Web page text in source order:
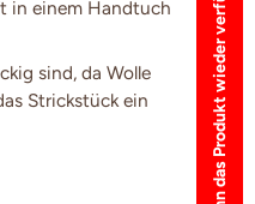
in einem Handtuch
sind, da Wolle
Strickstück ein